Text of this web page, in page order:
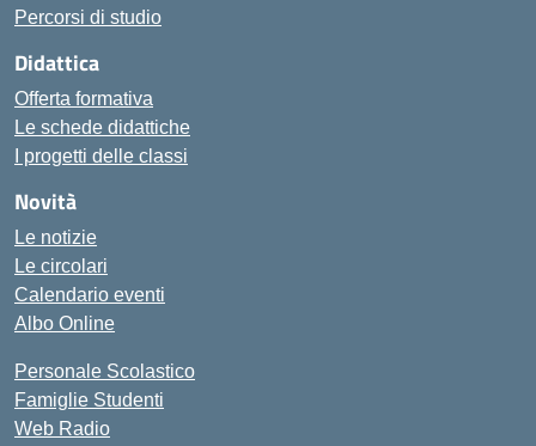
Percorsi di studio
Didattica
Offerta formativa
Le schede didattiche
I progetti delle classi
Novità
Le notizie
Le circolari
Calendario eventi
Albo Online
Personale Scolastico
Famiglie Studenti
Web Radio